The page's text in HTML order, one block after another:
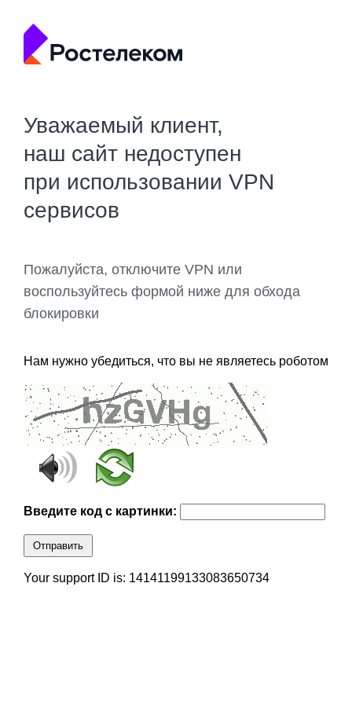
Уважаемый клиент,
наш сайт недоступен
при использовании VPN
сервисов
Пожалуйста, отключите VPN или
воспользуйтесь формой ниже для обхода
блокировки
Нам нужно убедиться, что вы не являетесь роботом
Введите код с картинки:
Отправить
Your support ID is: 14141199133083650734